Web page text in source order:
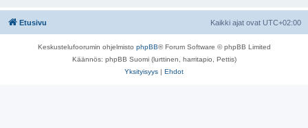
Etusivu Kaikki ajat ovat UTC+02:00
Keskustelufoorumin ohjelmisto phpBB® Forum Software © phpBB Limited
Käännös: phpBB Suomi (lurttinen, harritapio, Pettis)
Yksityisyys | Ehdot